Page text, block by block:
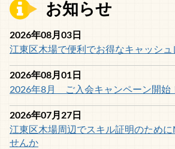
お知らせ
2026年08月03日
江東区木場で便利でお得なキャッシュ
2026年08月01日
2026年8月 ご入会キャンペーン開始
2026年07月27日
江東区木場周辺でスキル証明のために
せんか